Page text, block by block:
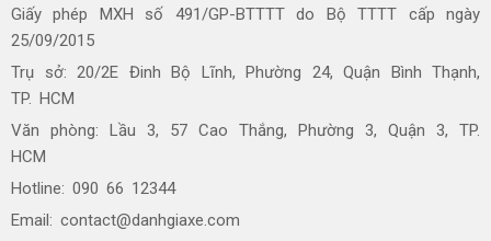
Giấy phép MXH số 491/GP-BTTTT do Bộ TTTT cấp ngày
25/09/2015
Trụ sở: 20/2E Đinh Bộ Lĩnh, Phường 24, Quận Bình Thạnh,
TP. HCM
Văn phòng: Lầu 3, 57 Cao Thắng, Phường 3, Quận 3, TP.
HCM
Hotline: 090 66 12344
Email: contact@danhgiaxe.com